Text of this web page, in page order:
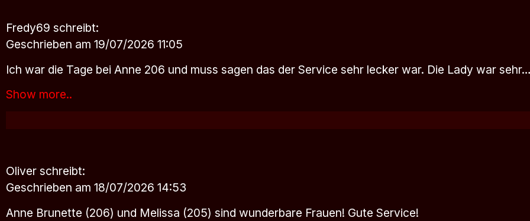
Fredy69 schreibt:
Geschrieben am 19/07/2026 11:05
Ich war die Tage bei Anne 206 und muss sagen das der Service sehr lecker war. Die Lady war
Show more..
Oliver schreibt:
Geschrieben am 18/07/2026 14:53
Anne Brunette (206) und Melissa (205) sind wunderbare Frauen! Gute Service!